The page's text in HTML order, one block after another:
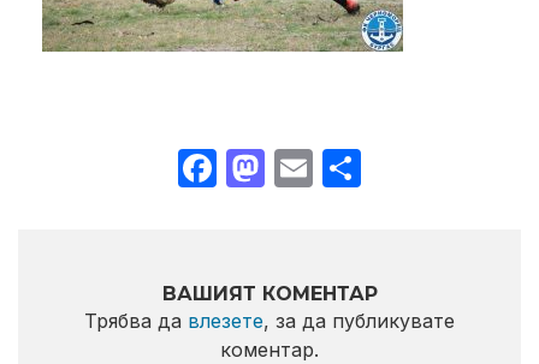
Facebook
Mastodon
Email
ВАШИЯТ КОМЕНТАР
Трябва да влезете, за да публикувате
коментар.